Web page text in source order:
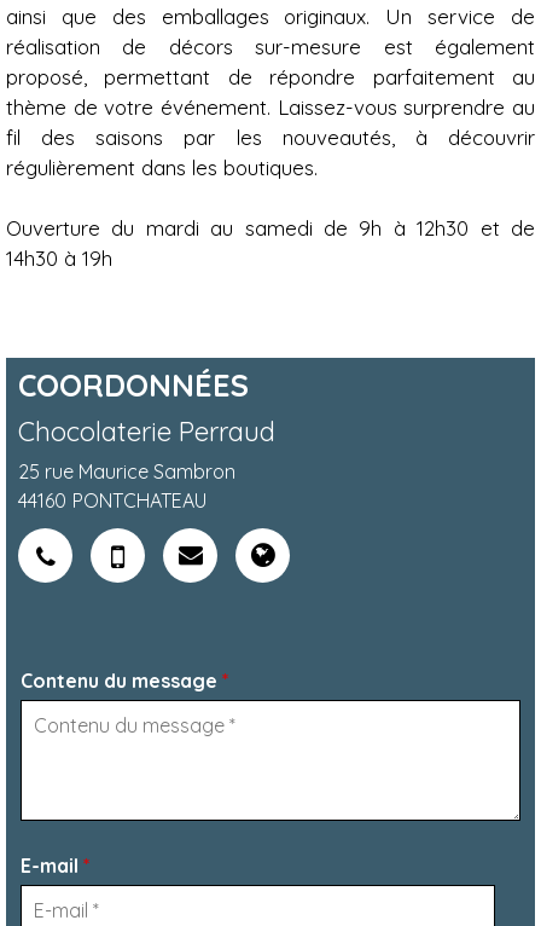
ainsi que des emballages originaux. Un service de
réalisation de décors sur-mesure est également
proposé, permettant de répondre parfaitement au
thème de votre événement. Laissez-vous surprendre au
fil des saisons par les nouveautés, à découvrir
régulièrement dans les boutiques.
Ouverture du mardi au samedi de 9h à 12h30 et de
14h30 à 19h
COORDONNÉES
Chocolaterie Perraud
25 rue Maurice Sambron
44160 PONTCHATEAU
Contenu du message *
E-mail *